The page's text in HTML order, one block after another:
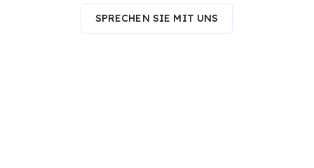
SPRECHEN SIE MIT UNS